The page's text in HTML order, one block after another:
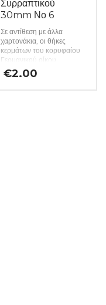
Συρραπτικού
30mm Νο 6
Σε αντίθεση με άλλα
χαρτονάκια, οι θήκες
κερμάτων του κορυφαίου
Γερμανικού οίκου
Lighthouse
κατασκευάζονται από
€2.00